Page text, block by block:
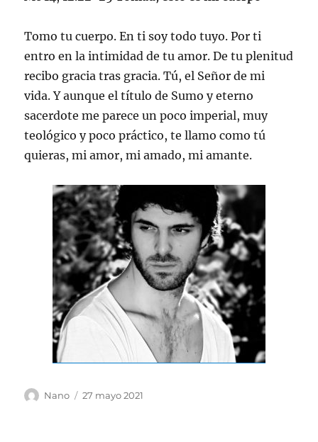
Tomo tu cuerpo. En ti soy todo tuyo. Por ti
entro en la intimidad de tu amor. De tu plenitud
recibo gracia tras gracia. Tú, el Señor de mi
vida. Y aunque el título de Sumo y eterno
sacerdote me parece un poco imperial, muy
teológico y poco práctico, te llamo como tú
quieras, mi amor, mi amado, mi amante.
Autor
Nano
Publicado
27 mayo 2021